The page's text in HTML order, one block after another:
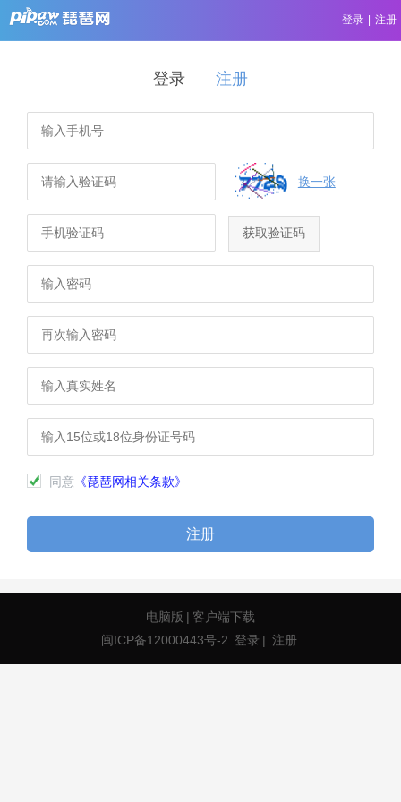
登录 注册
登录 注册
换一张
获取验证码
同意 《琵琶网相关条款》
注册
电脑版 | 客户端下载
闽ICP备12000443号-2 登录 | 注册